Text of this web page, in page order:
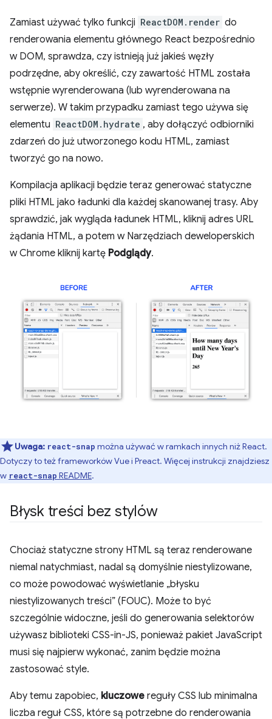
Zamiast używać tylko funkcji ReactDOM.render do
renderowania elementu głównego React bezpośrednio
w DOM, sprawdza, czy istnieją już jakieś węzły
podrzędne, aby określić, czy zawartość HTML została
wstępnie wyrenderowana (lub wyrenderowana na
serwerze). W takim przypadku zamiast tego używa się
elementu ReactDOM.hydrate , aby dołączyć odbiorniki
zdarzeń do już utworzonego kodu HTML, zamiast
tworzyć go na nowo.
Kompilacja aplikacji będzie teraz generować statyczne
pliki HTML jako ładunki dla każdej skanowanej trasy. Aby
sprawdzić, jak wygląda ładunek HTML, kliknij adres URL
żądania HTML, a potem w Narzędziach deweloperskich
w Chrome kliknij kartę Podglądy.
Uwaga: react-snap można używać w ramkach innych niż React.
Dotyczy to też frameworków Vue i Preact. Więcej instrukcji znajdziesz
w react-snap README.
Błysk treści bez stylów
Chociaż statyczne strony HTML są teraz renderowane
niemal natychmiast, nadal są domyślnie niestylizowane,
co może powodować wyświetlanie „błysku
niestylizowanych treści” (FOUC). Może to być
szczególnie widoczne, jeśli do generowania selektorów
używasz biblioteki CSS-in-JS, ponieważ pakiet JavaScript
musi się najpierw wykonać, zanim będzie można
zastosować style.
Aby temu zapobiec, kluczowe reguły CSS lub minimalna
liczba reguł CSS, które są potrzebne do renderowania